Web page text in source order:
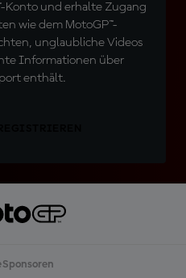
Konto und erhalte Zugang
wie dem MotoGP™-
unglaubliche Videos
Informationen über
enthält.